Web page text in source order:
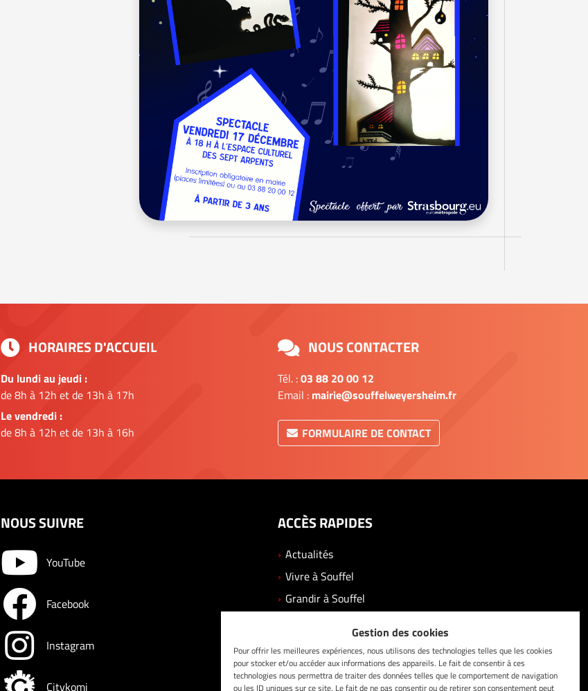
Gestion des cookies
Pour offrir les meilleures expériences, nous utilisons des technologies telles que les cookies
pour stocker et/ou accéder aux informations des appareils. Le fait de consentir à ces
technologies nous permettra de traiter des données telles que le comportement de navigation
ou les ID uniques sur ce site. Le fait de ne pas consentir ou de retirer son consentement peut
HORAIRES D'ACCUEIL
Du lundi au jeudi :
de 8h à 12h et de 13h à 17h
Le vendredi :
de 8h à 12h et de 13h à 16h
NOUS CONTACTER
Tél. :03 88 20 00 12
Email : mairie@souffelweyersheim.fr
FORMULAIRE DE CONTACT
NOUS SUIVRE
YouTube
Facebook
Instagram
Citykomi
ACCÈS RAPIDES
Actualités
Vivre à Souffel
Grandir à Souffel
Vos démarches
Contact